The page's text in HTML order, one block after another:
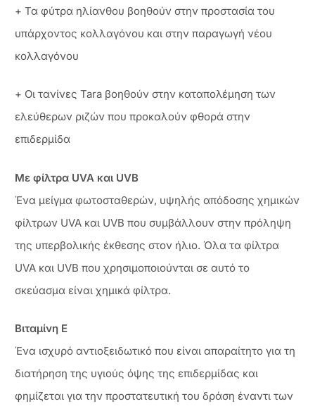
+ Τα φύτρα ηλίανθου βοηθούν στην προστασία του
υπάρχοντος κολλαγόνου και στην παραγωγή νέου
κολλαγόνου
+ Οι τανίνες Tara βοηθούν στην καταπολέμηση των
ελεύθερων ριζών που προκαλούν φθορά στην
επιδερμίδα
Με φίλτρα UVA και UVB
Ένα μείγμα φωτοσταθερών, υψηλής απόδοσης χημικών
φίλτρων UVA και UVB που συμβάλλουν στην πρόληψη
της υπερβολικής έκθεσης στον ήλιο. Όλα τα φίλτρα
UVA και UVB που χρησιμοποιούνται σε αυτό το
σκεύασμα είναι χημικά φίλτρα.
Βιταμίνη Ε
Ένα ισχυρό αντιοξειδωτικό που είναι απαραίτητο για τη
διατήρηση της υγιούς όψης της επιδερμίδας και
φημίζεται για την προστατευτική του δράση έναντι των